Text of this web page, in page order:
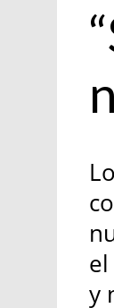
y